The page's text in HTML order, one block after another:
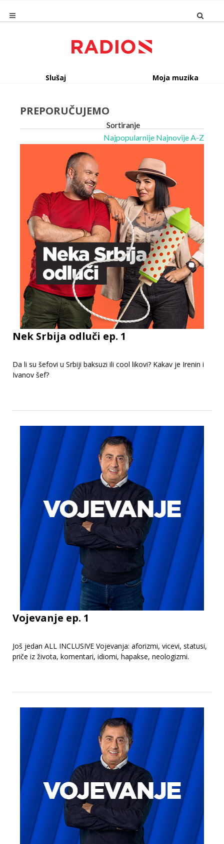
Slušaj Moja muzika
PREPORUČUJEMO
Sortiranje
Najpopularnije NajnovijeA-Z
Nek Srbija odluči ep. 1
Da li su šefovi u Srbiji baksuzi ili cool likovi? Kakav je Irenin i
Ivanov šef?
Vojevanje ep. 1
Još jedan ALL INCLUSIVE Vojevanja: aforizmi, vicevi, statusi,
priče iz života, komentari, idiomi, hapakse, neologizmi.